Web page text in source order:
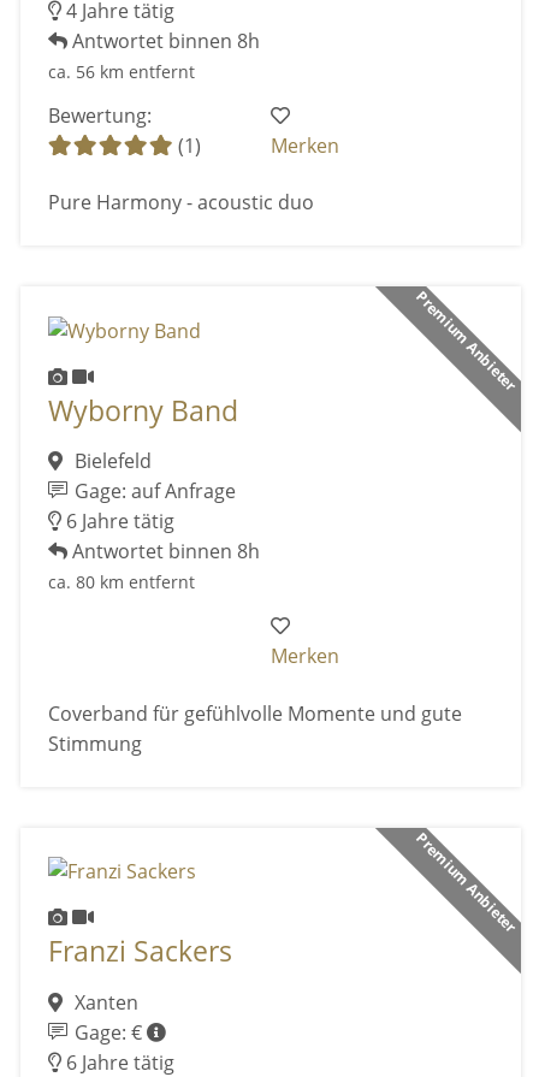
4 Jahre tätig
Antwortet binnen 8h
ca. 56 km entfernt
Bewertung:
(1)
Merken
Pure Harmony - acoustic duo
Premium Anbieter
Wyborny Band
Bielefeld
Gage: auf Anfrage
6 Jahre tätig
Antwortet binnen 8h
ca. 80 km entfernt
Merken
Coverband für gefühlvolle Momente und gute
Stimmung
Premium Anbieter
Franzi Sackers
Xanten
Gage: €
6 Jahre tätig